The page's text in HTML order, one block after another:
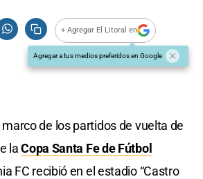
+ Agregar El Litoral en
Agregar a tus medios preferidos en Google
de los partidos de vuelta de
laCopa Santa Fe de Fútbol
FC recibió en el estadio “Castro